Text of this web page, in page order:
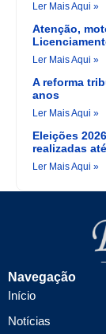
Ler Mais Aqui »
Atenção,
Ler Mais Aqui »
A reforma
anos
Ler Mais Aqui »
Eleições
realizadas
Ler Mais Aqui »
Navegação
Início
Notícias